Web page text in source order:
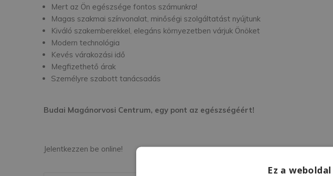
Mert az Ön egészsége fontos számunkra!
Magas szakmai színvonalat, minőségi szolgáltatást nyújtunk
Kiváló szakemberekkel, elegáns környezetben várjuk Önöket
Modern technológia
Kevés várakozási idő
Megfizethető árak
Személyre szabott tanácsadás
Budai Magánorvosi Centrum, egy pont az egészségéért!
Jelentkezzen be online!
Ez a